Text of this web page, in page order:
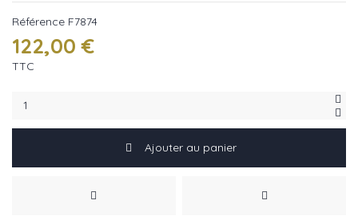
Référence F7874
122,00 €
TTC
Ajouter au panier